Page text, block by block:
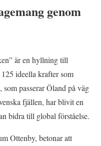
genom
är en hyllning till
ideella krafter som
passerar Öland på väg
fjällen, har blivit en
bidra till global förståelse.
Ottenby, betonar att